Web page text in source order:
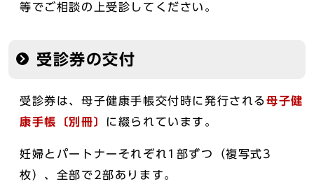
等でご相談の上受診してください。
受診券の交付
受診券は、母子健康手帳交付時に発行される 母子健
康手帳〔別冊〕
に綴られています。
妊婦とパートナーそれぞれ1部ずつ（複写式3
枚）、全部で2部あります。